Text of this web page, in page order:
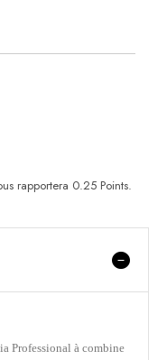
rapportera 0.25 Points.
Professional à combine